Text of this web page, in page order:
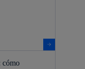
cómo